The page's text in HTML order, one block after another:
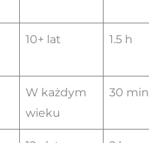
10+ lat 1.5 h
W każdym
wieku
30 min